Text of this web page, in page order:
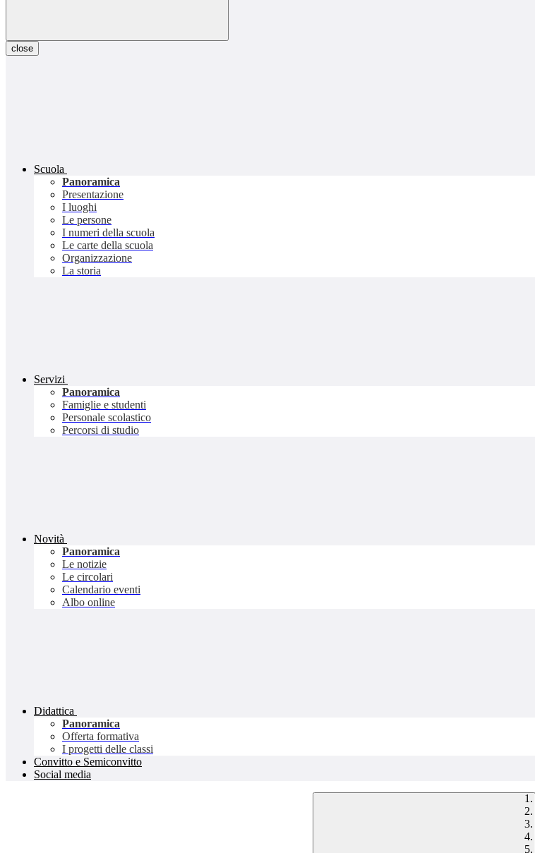
close
Scuola
Panoramica
Presentazione
I luoghi
Le persone
I numeri della scuola
Le carte della scuola
Organizzazione
La storia
Servizi
Panoramica
Famiglie e studenti
Personale scolastico
Percorsi di studio
Novità
Panoramica
Le notizie
Le circolari
Calendario eventi
Albo online
Didattica
Panoramica
Offerta formativa
I progetti delle classi
Convitto e Semiconvitto
Social media